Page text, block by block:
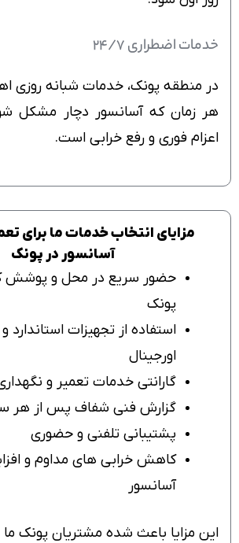
خدمات اضطراری ۲۴/۷
در منطقه پونک، خدمات شبانه روزی
هر زمان که آسانسور دچار مشکل
اعزام فوری و رفع خرابی است.
مزایای انتخاب خدمات ما برای
آسانسور در پونک
حضور سریع در محل و پوشش
پونک
استفاده از تجهیزات
اورجینال
گارانتی خدمات تعمیر و
گزارش فنی شفاف پس از هر
پشتیبانی تلفنی و حضوری
کاهش خرابی های مداوم و
آسانسور
این مزایا باعث شده مشتریان پونک ما